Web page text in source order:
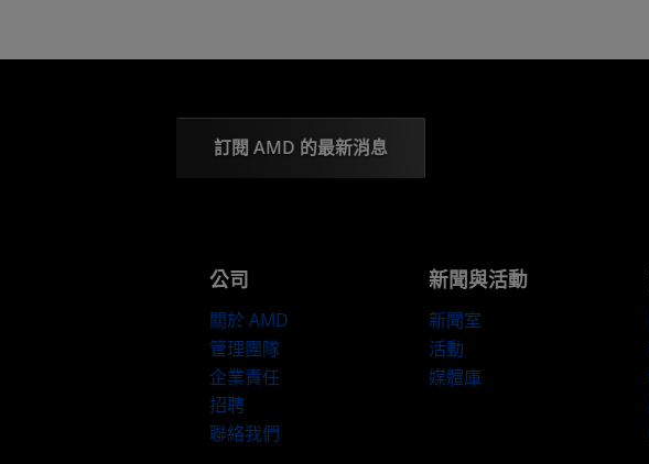
訂閱 AMD 的最新消息
公司
關於 AMD
管理團隊
企業責任
招聘
聯絡我們
新聞與活動
新聞室
活動
媒體庫